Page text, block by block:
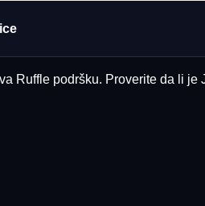
Ruffle podršku. Proverite da li je